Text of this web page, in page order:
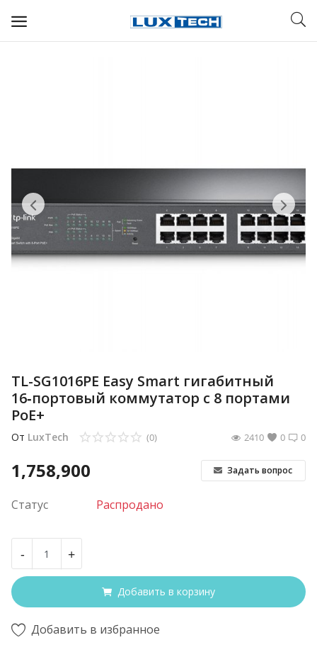
Прочее
Избранное
Контакты
TL-SG1016PE Easy Smart гигабитный
16‑портовый коммутатор с 8 портами
PoE+
От LuxTech 0
(0) 0
2410
1,758,900 Задать вопрос
Статус Распродано
- +
Добавить в корзину
Добавить в избранное